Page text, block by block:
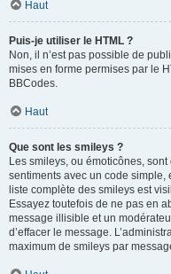
Haut
Puis-je utiliser le HTML ?
Non, il n’est pas possible de
mises en forme permises par le
BBCodes.
Haut
Que sont les smileys ?
Les smileys, ou émoticônes,
sentiments avec un code simple,
liste complète des smileys est
Essayez toutefois de ne pas en
message illisible et un
d’effacer le message.
maximum de smileys par